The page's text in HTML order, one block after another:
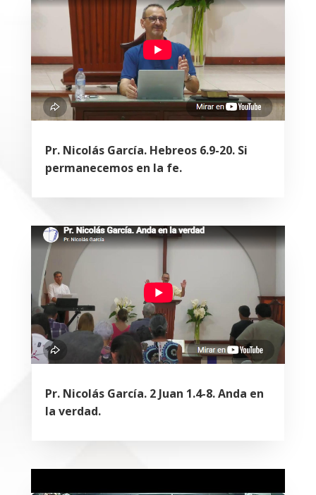
Pr. Nicolás García. Hebreos 6.9-20. Si
permanecemos en la fe.
Pr. Nicolás García. 2 Juan 1.4-8. Anda en
la verdad.